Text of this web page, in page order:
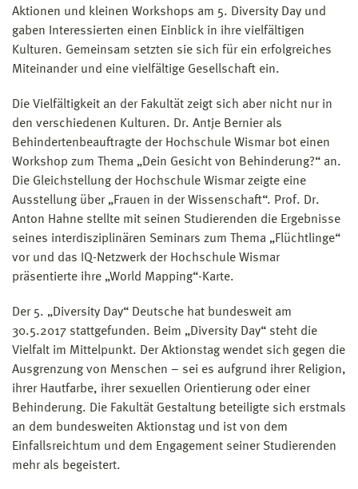
Aktionen und kleinen Workshops am 5. Diversity Day und
gaben Interessierten einen Einblick in ihre vielfältigen
Kulturen. Gemeinsam setzten sie sich für ein erfolgreiches
Miteinander und eine vielfältige Gesellschaft ein.
Die Vielfältigkeit an der Fakultät zeigt sich aber nicht nur in
den verschiedenen Kulturen. Dr. Antje Bernier als
Behindertenbeauftragte der Hochschule Wismar bot einen
Workshop zum Thema „Dein Gesicht von Behinderung?“ an.
Die Gleichstellung der Hochschule Wismar zeigte eine
Ausstellung über „Frauen in der Wissenschaft“. Prof. Dr.
Anton Hahne stellte mit seinen Studierenden die Ergebnisse
seines interdisziplinären Seminars zum Thema „Flüchtlinge“
vor und das IQ-Netzwerk der Hochschule Wismar
präsentierte ihre „World Mapping“-Karte.
Der 5. „Diversity Day“ Deutsche hat bundesweit am
30.5.2017 stattgefunden. Beim „Diversity Day“ steht die
Vielfalt im Mittelpunkt. Der Aktionstag wendet sich gegen die
Ausgrenzung von Menschen – sei es aufgrund ihrer Religion,
ihrer Hautfarbe, ihrer sexuellen Orientierung oder einer
Behinderung. Die Fakultät Gestaltung beteiligte sich erstmals
an dem bundesweiten Aktionstag und ist von dem
Einfallsreichtum und dem Engagement seiner Studierenden
mehr als begeistert.